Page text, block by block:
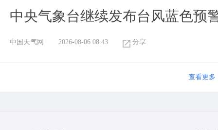
中央气象台继续发布台风蓝色预
中国天气网 2026-08-06 08:43 分享
查看更多